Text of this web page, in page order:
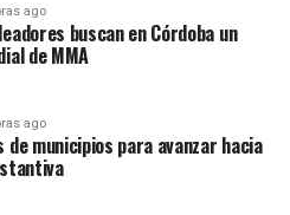
ago
buscan en Córdoba un
de MMA
ago
de municipios para avanzar hacia